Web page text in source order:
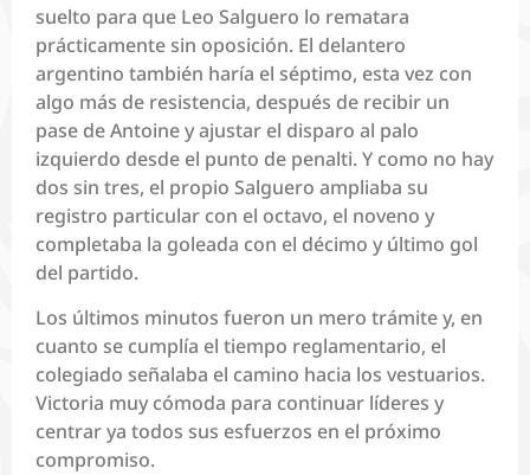
suelto para que Leo Salguero lo rematara
prácticamente sin oposición. El delantero
argentino también haría el séptimo, esta vez con
algo más de resistencia, después de recibir un
pase de Antoine y ajustar el disparo al palo
izquierdo desde el punto de penalti. Y como no hay
dos sin tres, el propio Salguero ampliaba su
registro particular con el octavo, el noveno y
completaba la goleada con el décimo y último gol
del partido.
Los últimos minutos fueron un mero trámite y, en
cuanto se cumplía el tiempo reglamentario, el
colegiado señalaba el camino hacia los vestuarios.
Victoria muy cómoda para continuar líderes y
centrar ya todos sus esfuerzos en el próximo
compromiso.